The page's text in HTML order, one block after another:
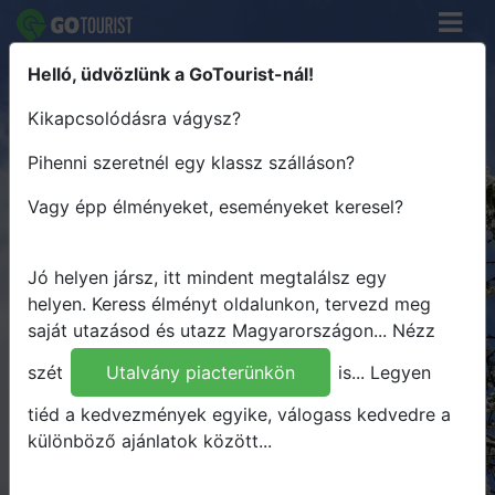
Helló, üdvözlünk a GoTourist-nál!
Kikapcsolódásra vágysz?
Pihenni szeretnél egy klassz szálláson?
Vagy épp élményeket, eseményeket keresel?
Jó helyen jársz, itt mindent megtalálsz egy
helyen. Keress élményt oldalunkon, tervezd meg
saját utazásod és utazz Magyarországon... Nézz
szét
Utalvány piacterünkön is... Legyen
tiéd a kedvezmények egyike, válogass kedvedre a
különböző ajánlatok között...
Keress élményt - Tervezz útvonalat
- Utazz Magyarországon
Hova
Bármit
Keresés